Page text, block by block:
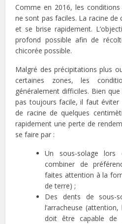
Comme en 2016, les
ne sont pas faciles. La racine
et se brise rapidement.
profond possible afin de
chicorée possible.
Malgré des précipitations plus
certaines zones, les
généralement difficiles. Bien
pas toujours facile, il faut éviter
de racine de quelques
rapidement une perte de
se faire par :
Un sous-solage lors
combiner de
faites attention à la
de terre) ;
Des dents de sous-
l’arracheuse
doit être capable de